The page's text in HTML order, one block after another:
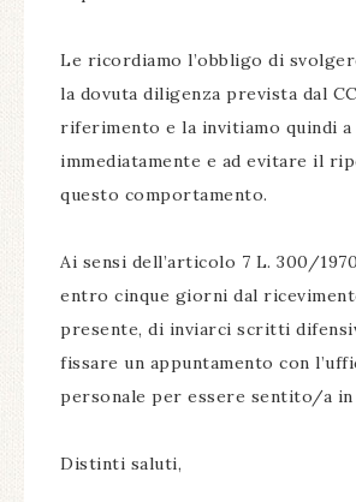
Le ricordiamo l’obbligo di
la dovuta diligenza prevista dal
riferimento e la invitiamo quindi a
immediatamente e ad evitare il
questo comportamento.
Ai sensi dell’articolo 7 L. 300/
entro cinque giorni dal
presente, di inviarci scritti
fissare un appuntamento con
personale per essere sentito/a in
Distinti saluti,